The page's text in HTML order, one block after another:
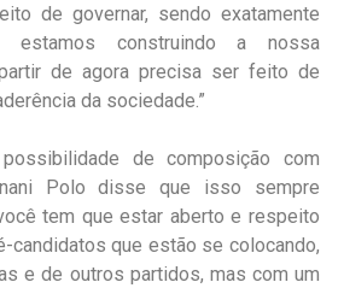
de governar, sendo exatamente
construindo a nossa
de agora precisa ser feito de
da sociedade.”
de composição com
Polo disse que isso sempre
tem que estar aberto e respeito
candidatos que estão se colocando,
e de outros partidos, mas com um